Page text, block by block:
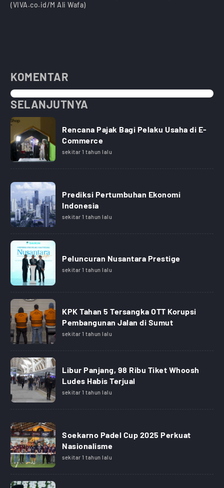
(VIVA.co.id/M Ali Wafa)
KOMENTAR
SELANJUTNYA
Rencana Pajak Bagi Pelaku Usaha di E-
Commerce
sekitar 1 tahun lalu
Prediksi Pertumbuhan Ekonomi
Indonesia
sekitar 1 tahun lalu
Peluncuran Nusantara Prestige
sekitar 1 tahun lalu
KPK Tahan 5 Tersangka OTT Korupsi
Pembangunan Jalan di Sumut
sekitar 1 tahun lalu
Libur Panjang, 98 Ribu Tiket Whoosh
Ludes Habis Terjual
sekitar 1 tahun lalu
Soekarno Padel Cup 2025 Perkuat
Nasionalisme
sekitar 1 tahun lalu